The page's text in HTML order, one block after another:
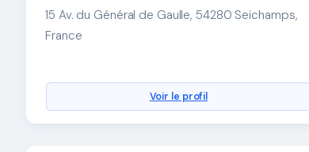
15 Av. du Général de Gaulle, 54280 Seichamps,
France
Voir le profil